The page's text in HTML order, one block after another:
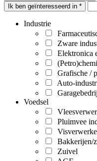
Ik ben geïnteresseerd in *
Industrie
Zware
Elektronica
Grafische /
Auto-
Voedsel
Pluimvee
Bakkerijen/
Zuivel